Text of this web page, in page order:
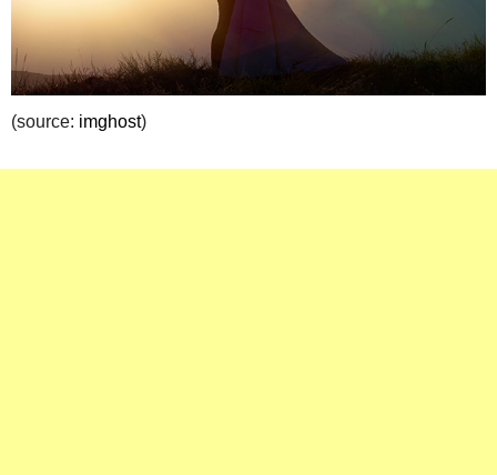
(source: imghost)